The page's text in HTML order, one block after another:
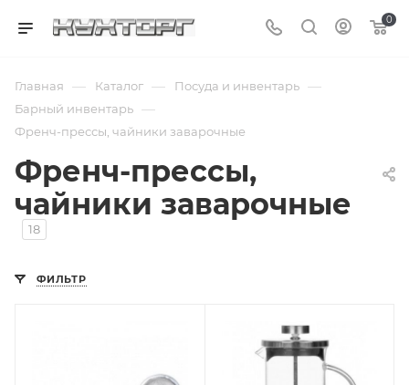
0
Главная — Каталог — Посуда и инвентарь —
Барный инвентарь —
Френч-прессы, чайники заварочные
Френч-прессы,
чайники заварочные
18
ФИЛЬТР